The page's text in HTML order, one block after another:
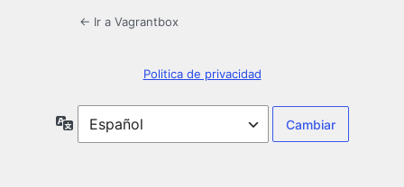
← Ir a Vagrantbox
Politica de privacidad
Idioma